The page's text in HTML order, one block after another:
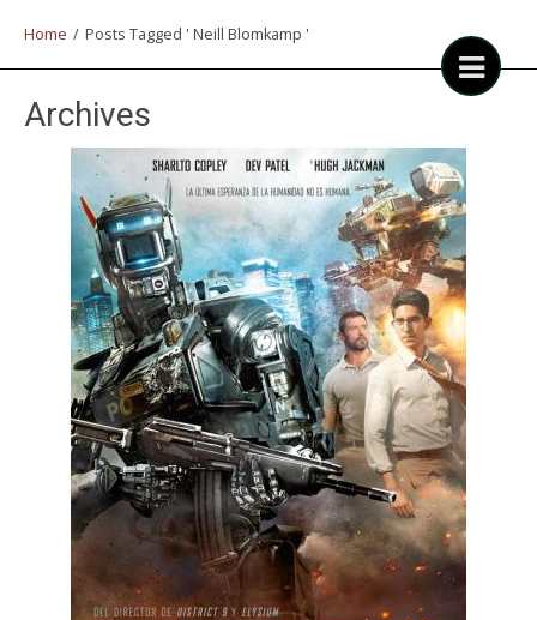
Home / Posts Tagged ' Neill Blomkamp '
Archives